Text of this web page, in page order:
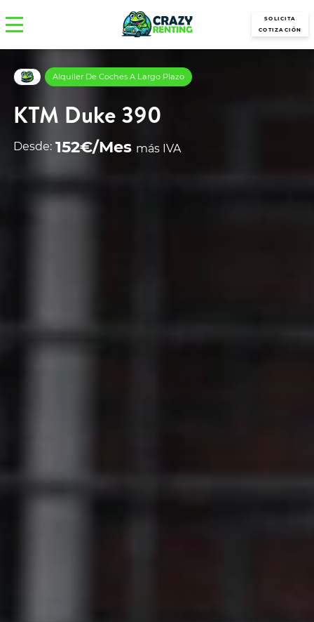
SOLICITA
COTIZACIÓN
Alquiler De Coches A Largo Plazo
KTM Duke 390
Desde: 152€/Mes más IVA